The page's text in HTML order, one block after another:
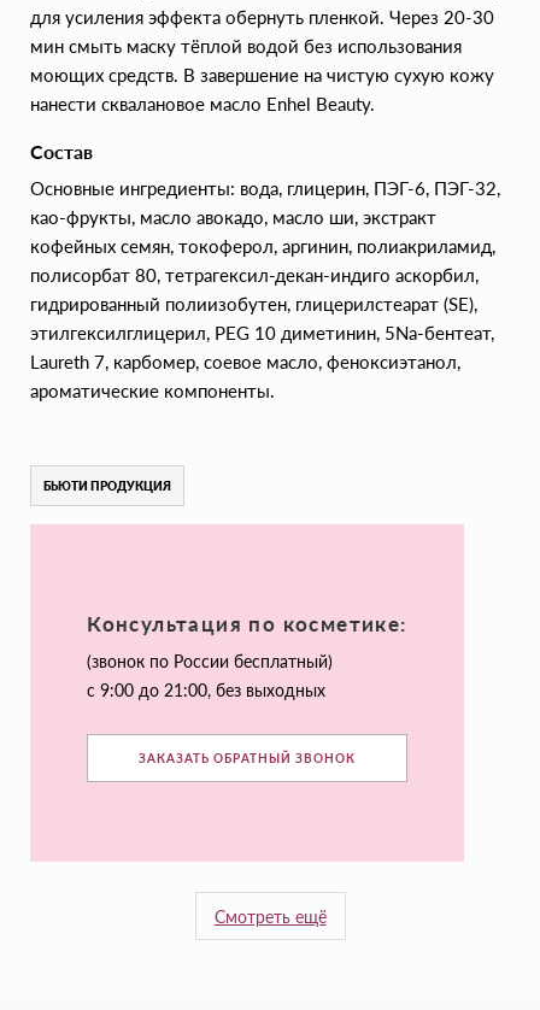
для усиления эффекта обернуть пленкой. Через 20-30
мин смыть маску тёплой водой без использования
моющих средств. В завершение на чистую сухую кожу
нанести сквалановое масло Enhel Beauty.
Состав
Основные ингредиенты: вода, глицерин, ПЭГ-6, ПЭГ-32,
као-фрукты, масло авокадо, масло ши, экстракт
кофейных семян, токоферол, аргинин, полиакриламид,
полисорбат 80, тетрагексил-декан-индиго аскорбил,
гидрированный полиизобутен, глицерилстеарат (SE),
этилгексилглицерил, PEG 10 диметинин, 5Na-бентеат,
Laureth 7, карбомер, соевое масло, феноксиэтанол,
ароматические компоненты.
БЬЮТИ ПРОДУКЦИЯ
Консультация по косметике:
(звонок по России бесплатный)
с 9:00 до 21:00, без выходных
ЗАКАЗАТЬ ОБРАТНЫЙ ЗВОНОК
Смотреть ещё